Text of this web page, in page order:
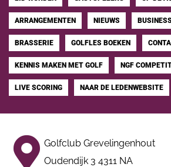
ARRANGEMENTEN NIEUWS BUSINESS
BRASSERIE GOLFLES BOEKEN
KENNIS MAKEN MET GOLF NGF
LIVE SCORING NAAR DE LEDENWEBSITE
Golfclub Grevelingenhout
Oudendijk 3 4311 NA